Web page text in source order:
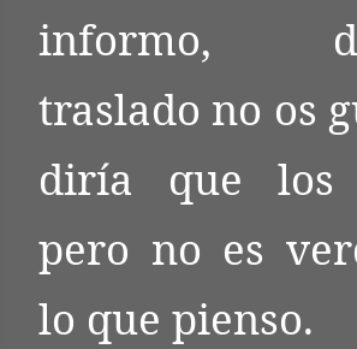
informo,
traslado no os
diría que los
pero no es
lo que pienso.